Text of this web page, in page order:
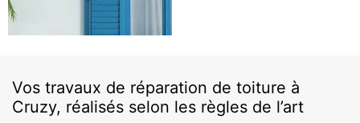
Vos travaux de réparation de toiture à
Cruzy, réalisés selon les règles de l’art